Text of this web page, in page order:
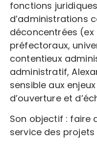
fonctions
d’administrations
déconcentrées (ex
préfectoraux,
contentieux
administratif,
sensible aux
d’ouverture et
Son objectif : faire
service des projets